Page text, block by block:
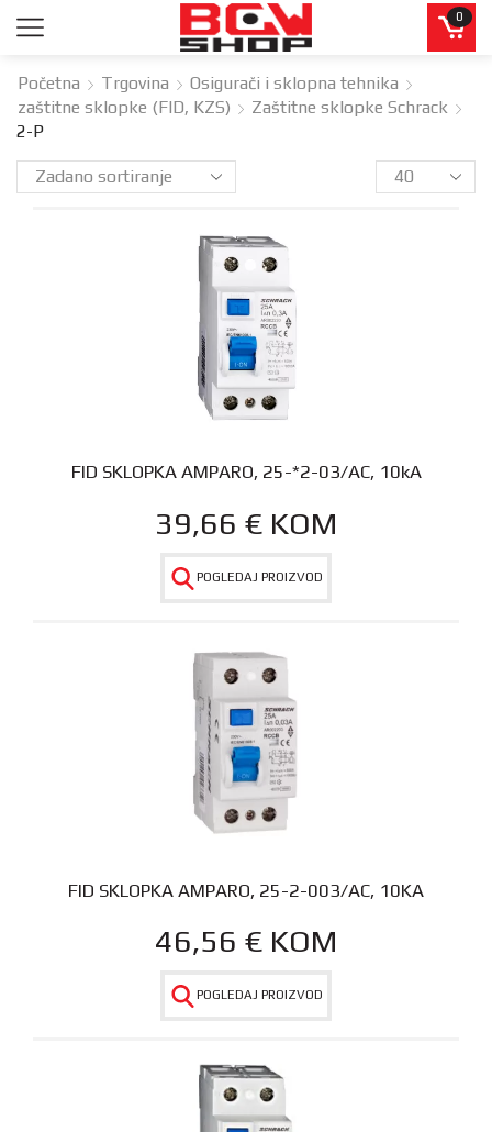
0
Početna Trgovina
Osigurači i sklopna tehnika
zaštitne sklopke (FID, KZS)
Zaštitne sklopke Schrack
2-P
FID SKLOPKA AMPARO, 25-*2-03/AC, 10kA
39,66 € KOM
POGLEDAJ PROIZVOD
FID SKLOPKA AMPARO, 25-2-003/AC, 10KA
46,56 € KOM
POGLEDAJ PROIZVOD